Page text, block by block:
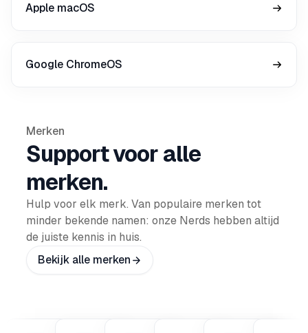
Apple macOS
Google ChromeOS
Merken
Support voor alle
merken.
Hulp voor elk merk. Van populaire merken tot
minder bekende namen: onze Nerds hebben altijd
de juiste kennis in huis.
Bekijk alle merken